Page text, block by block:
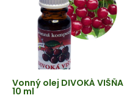
Vonný olej DIVOKÁ VIŠŇA
10 ml